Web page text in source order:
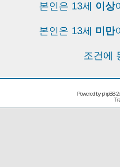
본인은 13세 이상
본인은 13세 미만
조건에
Powered byphpBB